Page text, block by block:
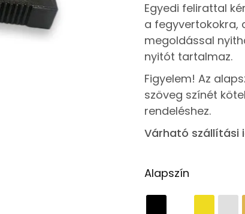
Egyedi felirattal
a fegyvertokokra,
megoldással
nyitót tartalmaz.
Figyelem! Az
szöveg színét
rendeléshez.
Várható szállítási
Alapszín